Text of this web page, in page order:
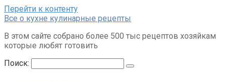
Перейти к контенту
Все о кухне кулинарные рецепты
В этом сайте собрано более 500 тыс рецептов хозяйкам
которые любят готовить
Поиск: